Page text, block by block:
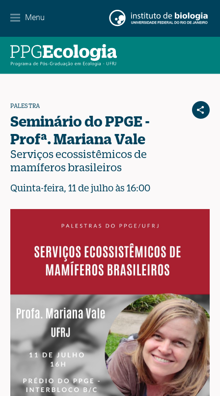
Menu
Contato
PALESTRA
Seminário do PPGE -
Profª. Mariana Vale
Serviços ecossistêmicos de
mamíferos brasileiros
Quinta-feira, 11 de julho às 16:00